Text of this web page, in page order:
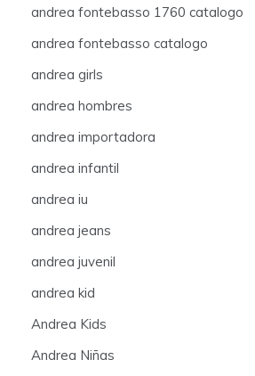
andrea fontebasso 1760 catalogo
andrea fontebasso catalogo
andrea girls
andrea hombres
andrea importadora
andrea infantil
andrea iu
andrea jeans
andrea juvenil
andrea kid
Andrea Kids
Andrea Niñas